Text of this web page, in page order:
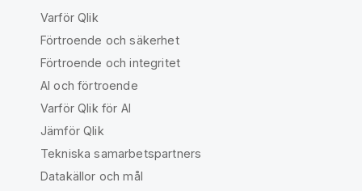
Varför Qlik
Förtroende och säkerhet
Förtroende och integritet
AI och förtroende
Varför Qlik för AI
Jämför Qlik
Tekniska samarbetspartners
Datakällor och mål